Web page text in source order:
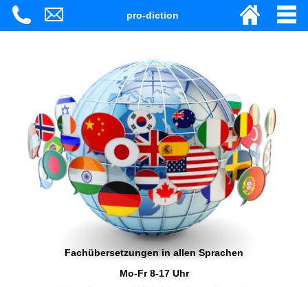
pro-diction
Fachübersetzungen in allen Sprachen
Mo-Fr 8-17 Uhr